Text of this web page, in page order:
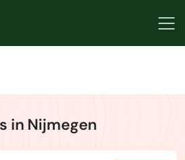
in Nijmegen